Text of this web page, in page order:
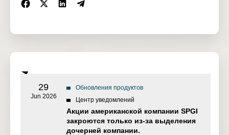
Demo
29
Jun 2026
Обновления продуктов
Центр уведомлений
Акции американской компании SPGI
закроются только из-за выделения
дочерней компании.